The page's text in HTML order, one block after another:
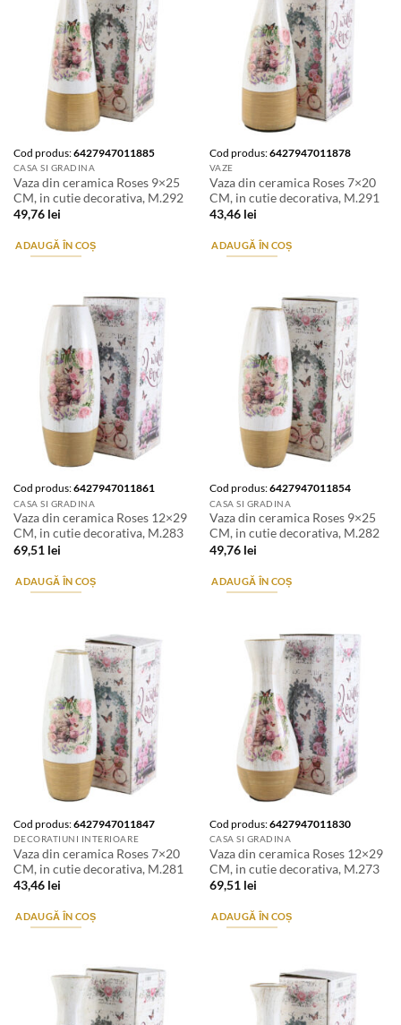
Cod produs:6427947011885
CASA SI GRADINA
Vaza din ceramica Roses 9×25
CM, in cutie decorativa, M.292
49,76 lei
ADAUGĂ ÎN COȘ
Cod produs:6427947011878
VAZE
Vaza din ceramica Roses 7×20
CM, in cutie decorativa, M.291
43,46 lei
ADAUGĂ ÎN COȘ
Cod produs:6427947011861
CASA SI GRADINA
Vaza din ceramica Roses 12×29
CM, in cutie decorativa, M.283
69,51 lei
ADAUGĂ ÎN COȘ
Cod produs:6427947011854
CASA SI GRADINA
Vaza din ceramica Roses 9×25
CM, in cutie decorativa, M.282
49,76 lei
ADAUGĂ ÎN COȘ
Cod produs:6427947011847
DECORATIUNI INTERIOARE
Vaza din ceramica Roses 7×20
CM, in cutie decorativa, M.281
43,46 lei
ADAUGĂ ÎN COȘ
Cod produs:6427947011830
CASA SI GRADINA
Vaza din ceramica Roses 12×29
CM, in cutie decorativa, M.273
69,51 lei
ADAUGĂ ÎN COȘ